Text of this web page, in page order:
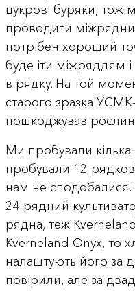
цукрові буряки, тож
проводити
потрібен хороший
буде іти міжряддям
в рядку. На той
старого зразка
пошкоджував
Ми пробували кілька
пробували 12-
нам не
24-рядний
рядна, теж
Kverneland Onyx, то
налаштують його за
повірили, але за